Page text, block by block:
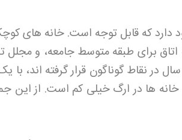
برای خانواده های فقیر، خانه های بزرگتر با 3-4 اتاق برای طبقه متوسط
نقاط گوناگون قرار گرفته اند، با
ها در ارگ خیلی کم است. از این